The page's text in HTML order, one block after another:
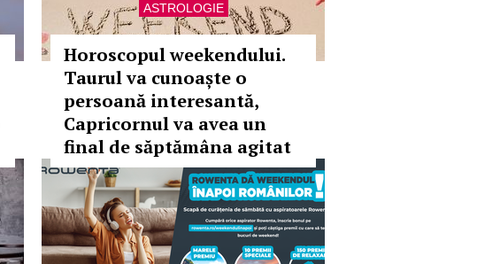
ASTROLOGIE
Horoscopul weekendului.
Taurul va cunoaște o
persoană interesantă,
Capricornul va avea un
final de săptămâna agitat